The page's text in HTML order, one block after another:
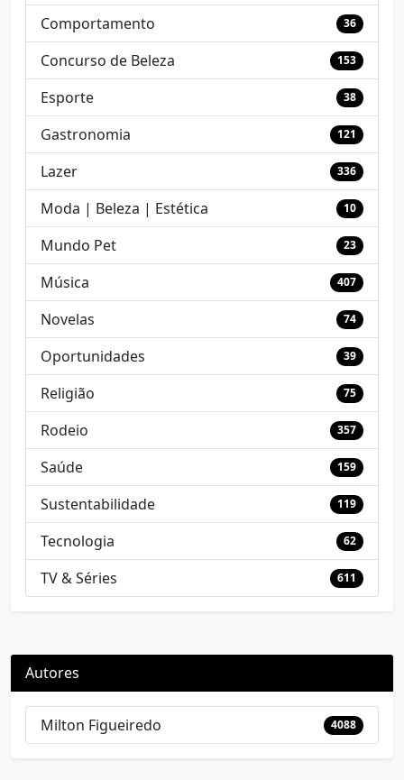
Comportamento 36
Concurso de Beleza 153
Esporte 38
Gastronomia 121
Lazer 336
Moda | Beleza | Estética 10
Mundo Pet 23
Música 407
Novelas 74
Oportunidades 39
Religião 75
Rodeio 357
Saúde 159
Sustentabilidade 119
Tecnologia 62
TV & Séries 611
Autores
Milton Figueiredo 4088